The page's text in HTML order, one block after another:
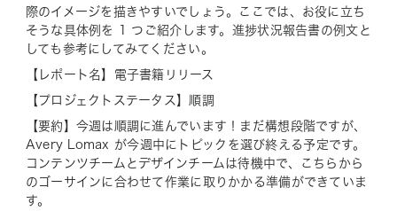
際のイメージを描きやすいでしょう。ここでは、お役に立ち
そうな具体例を 1 つご紹介します。進捗状況報告書の例文と
しても参考にしてみてください。
【レポート名】電子書籍リリース
【プロジェクトステータス】順調
【要約】今週は順調に進んでいます！まだ構想段階ですが、
Avery Lomax が今週中にトピックを選び終える予定です。
コンテンツチームとデザインチームは待機中で、こちらから
のゴーサインに合わせて作業に取りかかる準備ができていま
す。